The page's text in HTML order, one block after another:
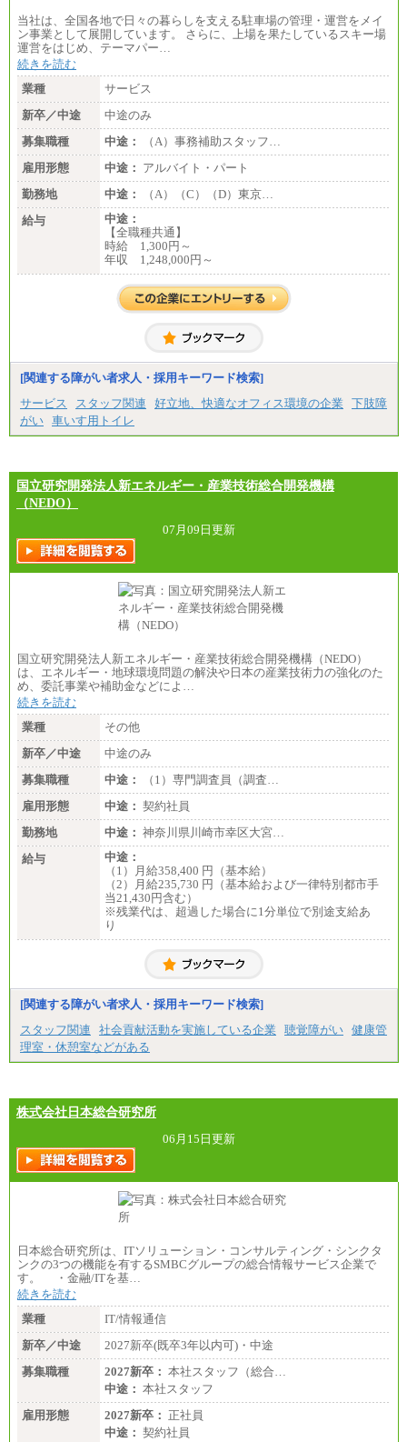
当社は、全国各地で日々の暮らしを支える駐車場の管理・運営をメイ
ン事業として展開しています。 さらに、上場を果たしているスキー場
運営をはじめ、テーマパー…
続きを読む
業種
サービス
新卒／中途
中途のみ
募集職種
中途：
（A）事務補助スタッフ…
雇用形態
中途： アルバイト・パート
勤務地
中途：
（A）（C）（D）東京…
給与
中途：
【全職種共通】
時給 1,300円～
年収 1,248,000円～
[関連する障がい者求人・採用キーワード検索]
サービス
スタッフ関連 好立地、快適なオフィス環境の企業
下肢障
がい 車いす用トイレ
国立研究開発法人新エネルギー・産業技術総合開発機構
（NEDO）
07月09日更新
国立研究開発法人新エネルギー・産業技術総合開発機構（NEDO）
は、エネルギー・地球環境問題の解決や日本の産業技術力の強化のた
め、委託事業や補助金などによ…
続きを読む
業種
その他
新卒／中途
中途のみ
募集職種
中途：
（1）専門調査員（調査…
雇用形態
中途： 契約社員
勤務地
中途： 神奈川県川崎市幸区大宮…
給与
中途：
（1）月給358,400 円（基本給）
（2）月給235,730 円（基本給および一律特別都市手
当21,430円含む）
※残業代は、超過した場合に1分単位で別途支給あ
り
[関連する障がい者求人・採用キーワード検索]
スタッフ関連
社会貢献活動を実施している企業 聴覚障がい 健康管
理室・休憩室などがある
株式会社日本総合研究所
06月15日更新
日本総合研究所は、ITソリューション・コンサルティング・シンクタ
ンクの3つの機能を有するSMBCグループの総合情報サービス企業で
す。 ・金融/ITを基…
続きを読む
業種
IT/情報通信
新卒／中途
2027新卒(既卒3年以内可)・中途
募集職種
2027新卒： 本社スタッフ（総合…
中途： 本社スタッフ
雇用形態
2027新卒： 正社員
中途： 契約社員